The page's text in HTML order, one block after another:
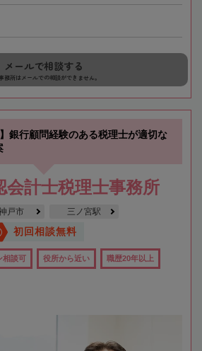
メールで相談する
務所はメールでの相談ができません。
銀行顧問経験のある税理士が適切な
会計士税理士事務所
戸市 三ノ宮駅
初回相談無料
相談可 役所から近い 職歴20年以上